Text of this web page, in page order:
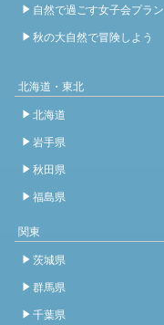
自然で過ごす女子会プラン
秋の大自然で冒険しよう
北海道・東北
北海道
岩手県
秋田県
福島県
関東
茨城県
群馬県
千葉県